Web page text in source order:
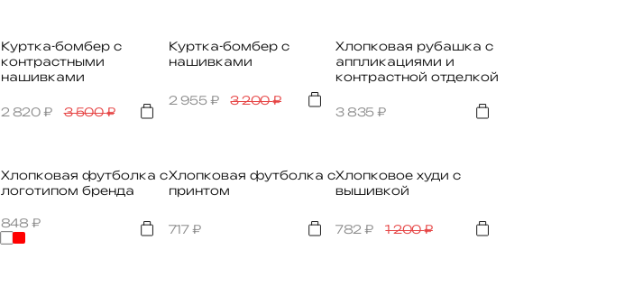
Куртка-бомбер с
контрастными
нашивками
2 820₽ 3 500₽
Куртка-бомбер с
нашивками
2 955₽ 3 200₽
Хлопковая рубашка с
аппликациями и
контрастной отделкой
3 835₽
Хлопковая футболка с
логотипом бренда
848 ₽
Хлопковая футболка с
принтом
717₽
Хлопковое худи с
вышивкой
782₽ 1 200₽